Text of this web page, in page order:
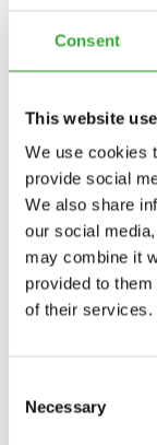
Consent
This website
We use cookies
provide social
We also share
our social
may combine it
provided to
of their services.
Selection
Necessary